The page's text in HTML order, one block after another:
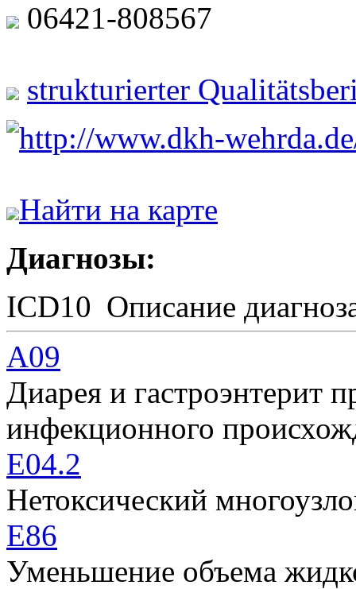
06421-808567
strukturierter
http://www.dkh-
Найти на карте
Диагнозы:
ICD10 Описание
A09
Диарея и гастроэнтерит
инфекционного
E04.2
Нетоксический
E86
Уменьшение объема